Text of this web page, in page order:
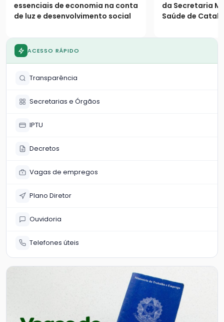
população
essenciais de economia na conta
de luz e desenvolvimento social
da Secretaria
Saúde de
população
ACESSO RÁPIDO
Transparência
Secretarias e Órgãos
IPTU
Decretos
Vagas de empregos
Plano Diretor
Ouvidoria
Telefones úteis